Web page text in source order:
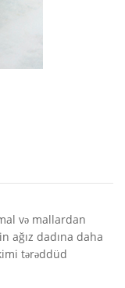
və mallardan
ağız dadına daha
tərəddüd